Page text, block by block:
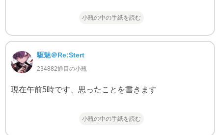
小瓶の中の手紙を読む
駆魅＠Re:Stert
234882通目の小瓶
現在午前5時です、思ったことを書きます
小瓶の中の手紙を読む